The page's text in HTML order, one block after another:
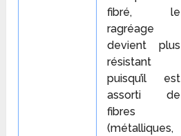
fibré, le
ragréage
devient plus
résistant
puisqu’il est
assorti de
fibres
(métalliques,